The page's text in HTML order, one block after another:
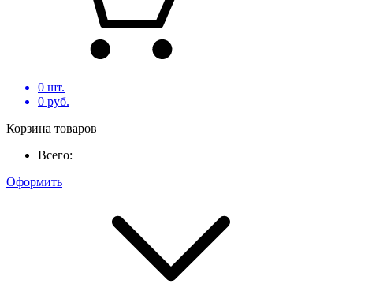
0 шт.
0 руб.
Корзина товаров
Всего:
Оформить